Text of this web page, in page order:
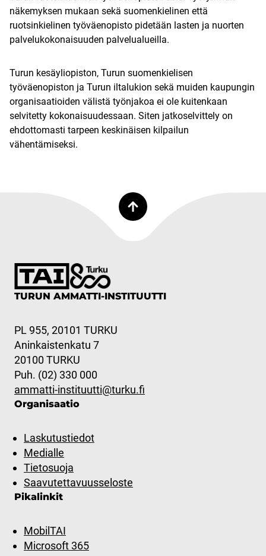
näkemyksen mukaan sekä suomenkielinen että
ruotsinkielinen työväenopisto pidetään lasten ja nuorten
palvelukokonaisuuden palvelualueilla.
Turun kesäyliopiston, Turun suomenkielisen
työväenopiston ja Turun iltalukion sekä muiden kaupungin
organisaatioiden välistä työnjakoa ei ole kuitenkaan
selvitetty kokonaisuudessaan. Siten jatkoselvittely on
ehdottomasti tarpeen keskinäisen kilpailun
vähentämiseksi.
TURUN AMMATTI-INSTITUUTTI
PL 955, 20101 TURKU
Aninkaistenkatu 7
20100 TURKU
Puh. (02) 330 000
ammatti-instituutti@turku.fi
Organisaatio
Laskutustiedot
Medialle
Tietosuoja
Saavutettavuusseloste
Pikalinkit
MobilTAI
Microsoft 365